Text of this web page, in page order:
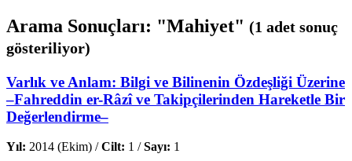
Arama Sonuçları: "Mahiyet" (1 adet sonuç
gösteriliyor)
Varlık ve Anlam: Bilgi ve Bilinenin Özdeşliği Üzerine
–Fahreddin er-Râzî ve Takipçilerinden Hareketle Bir
Değerlendirme–
Yıl: 2014 (Ekim) /Cilt: 1 /Sayı: 1